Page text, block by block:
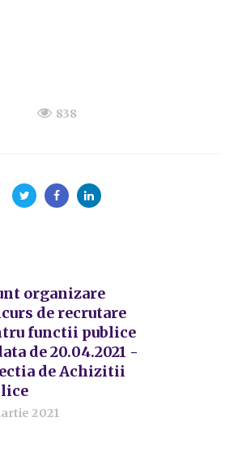
838
organizare
de recrutare
functii publice
de 20.04.2021 -
de Achizitii
2021